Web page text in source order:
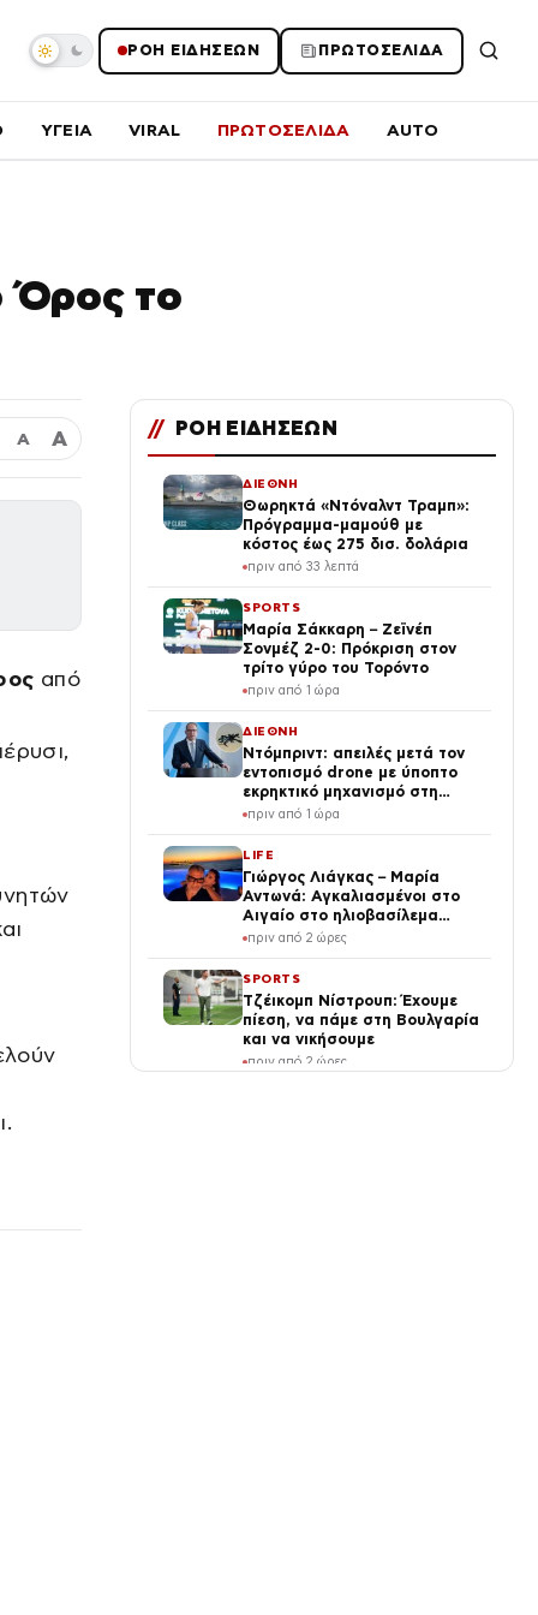
ΡΟΗ ΕΙΔΗΣΕΩΝ ΠΡΩΤΟΣΕΛΙΔΑ
ΥΓΕΙΑ VIRAL ΠΡΩΤΟΣΕΛΙΔΑ AUTO
Όρος το
Α Α
από
// ΡΟΗ ΕΙΔΗΣΕΩΝ
ΔΙΕΘΝΗ
Θωρηκτά «Ντόναλντ Τραμπ»:
Πρόγραμμα-μαμούθ με
κόστος έως 275 δισ. δολάρια
πριν από 33 λεπτά
SPORTS
Μαρία Σάκκαρη – Ζεϊνέπ
Σονμέζ 2-0: Πρόκριση στον
τρίτο γύρο του Τορόντο
πριν από 1 ώρα
ΔΙΕΘΝΗ
Ντόμπριντ: απειλές μετά τον
εντοπισμό drone με ύποπτο
εκρηκτικό μηχανισμό στη
Λειψία
πριν από 1 ώρα
LIFE
Γιώργος Λιάγκας – Μαρία
Αντωνά: Αγκαλιασμένοι στο
Αιγαίο στο ηλιοβασίλεμα
(Βίντεο)
πριν από 2 ώρες
SPORTS
Τζέικομπ Νίστρουπ: Έχουμε
πίεση, να πάμε στη Βουλγαρία
και να νικήσουμε
πριν από 2 ώρες